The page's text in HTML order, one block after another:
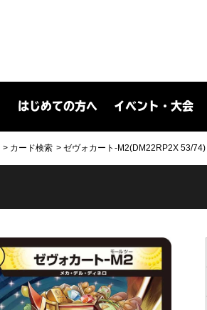
はじめての方へ イベント・大会
カード検索 ゼヴォカート-M2(DM22RP2X 53/74)